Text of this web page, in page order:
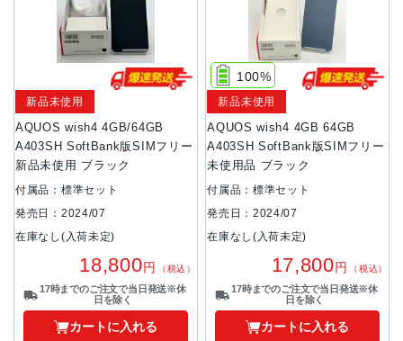
AQUOS wish4 4GB/64GB
A403SH SoftBank版SIMフリー
新品未使用 ブラック
新品未使用
付属品：標準セット
発売日：2024/07
在庫なし(入荷未定)
18,800円 （税込）
17時までのご注文で当日発送※休
日を除く
カートに入れる
AQUOS wish4 4GB 64GB
A403SH SoftBank版SIMフリー
未使用品 ブラック
100%
新品未使用
付属品：標準セット
発売日：2024/07
在庫なし(入荷未定)
17,800円 （税込）
17時までのご注文で当日発送※休
日を除く
カートに入れる